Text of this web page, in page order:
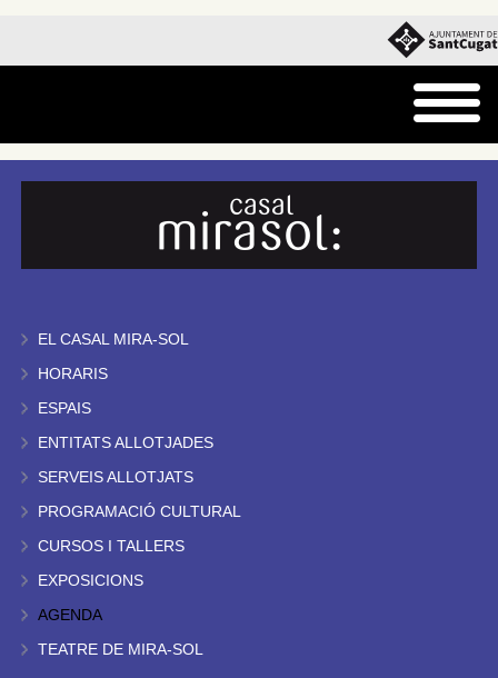
EL CASAL MIRA-SOL
HORARIS
ESPAIS
ENTITATS ALLOTJADES
SERVEIS ALLOTJATS
PROGRAMACIÓ CULTURAL
CURSOS I TALLERS
EXPOSICIONS
AGENDA
TEATRE DE MIRA-SOL